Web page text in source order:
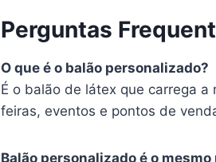
Perguntas
O que é o balão personalizado?
É o balão de látex que carrega
feiras, eventos e pontos de
Balão personalizado é o